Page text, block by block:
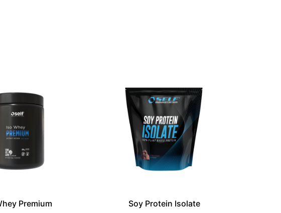
Premium Soy Protein Isolate